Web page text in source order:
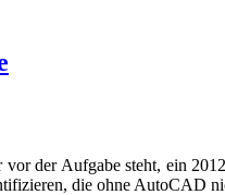
vor der Aufgabe steht, ein
die ohne AutoCAD